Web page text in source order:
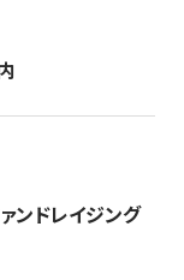
ンドレイジング